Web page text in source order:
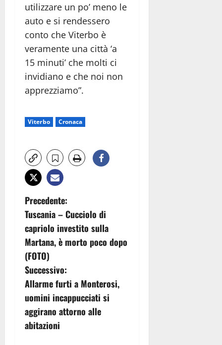
utilizzare un po’ meno le
auto e si rendessero
conto che Viterbo è
veramente una città ‘a
15 minuti’ che molti ci
invidiano e che noi non
apprezziamo”.
Viterbo Cronaca
N
a
v
i
g
a
z
Precedente:
Tuscania – Cucciolo di
capriolo investito sulla
Martana, è morto poco dopo
(FOTO)
Successivo:
Allarme furti a Monterosi,
uomini incappucciati si
aggirano attorno alle
abitazioni